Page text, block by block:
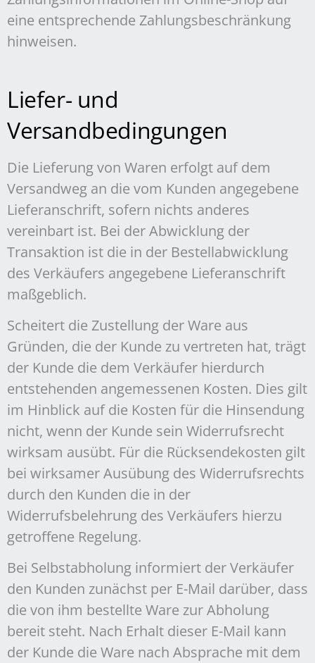
eine entsprechende Zahlungsbeschränkung
hinweisen.
Liefer- und
Versandbedingungen
Die Lieferung von Waren erfolgt auf dem
Versandweg an die vom Kunden angegebene
Lieferanschrift, sofern nichts anderes
vereinbart ist. Bei der Abwicklung der
Transaktion ist die in der Bestellabwicklung
des Verkäufers angegebene Lieferanschrift
maßgeblich.
Scheitert die Zustellung der Ware aus
Gründen, die der Kunde zu vertreten hat, trägt
der Kunde die dem Verkäufer hierdurch
entstehenden angemessenen Kosten. Dies gilt
im Hinblick auf die Kosten für die Hinsendung
nicht, wenn der Kunde sein Widerrufsrecht
wirksam ausübt. Für die Rücksendekosten gilt
bei wirksamer Ausübung des Widerrufsrechts
durch den Kunden die in der
Widerrufsbelehrung des Verkäufers hierzu
getroffene Regelung.
Bei Selbstabholung informiert der Verkäufer
den Kunden zunächst per E-Mail darüber, dass
die von ihm bestellte Ware zur Abholung
bereit steht. Nach Erhalt dieser E-Mail kann
der Kunde die Ware nach Absprache mit dem